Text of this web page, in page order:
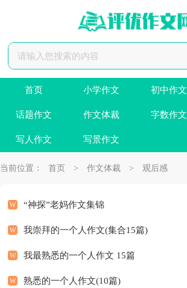
首页 小学作文 初中作文
话题作文 作文体裁 字数作文
写人作文 写景作文
当前位置： 首页 > 作文体裁 > 观后感
“神探”老妈作文集锦
我崇拜的一个人作文(集合15篇)
我最熟悉的一个人作文 15篇
熟悉的一个人作文(10篇)